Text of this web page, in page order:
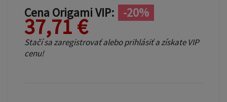
Cena Origami VIP: -20%
37,71 €
Stačí sa zaregistrovať alebo prihlásiť a získate VIP
cenu!